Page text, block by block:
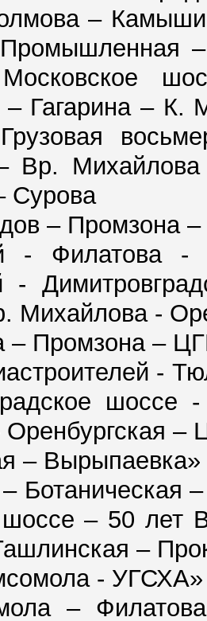
–
–
– Гагарина –
Вр.
Сурова
– Промзона
- Филатова
-
Михайлова -
– Промзона –
-
–
– Вырыпаевка»
Ботаническая
шоссе – 50 лет
–
- УГСХА»
–